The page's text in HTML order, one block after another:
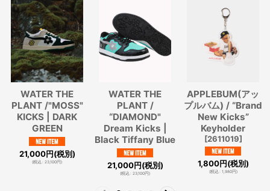
WATER THE
PLANT /"MOSS"
KICKS | DARK
GREEN
21,000円(税別)
(税込: 23,100円)
WATER THE
PLANT /
“DIAMOND"
Dream Kicks |
Black Tiffany Blue
21,000円(税別)
(税込: 23,100円)
APPLEBUM(アッ
プルバム) / “Brand
New Kicks”
Keyholder
[2611019]
1,800円(税別)
(税込: 1,980円)